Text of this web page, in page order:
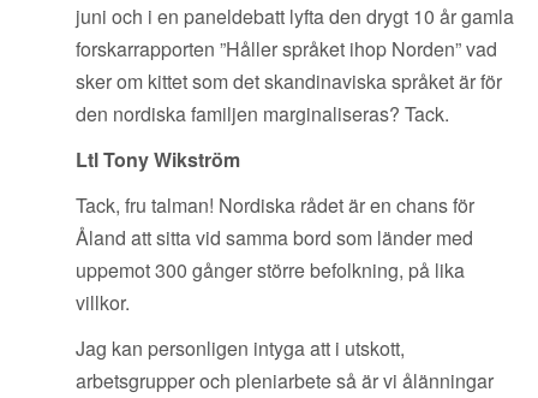
juni och i en paneldebatt lyfta den drygt 10 år gamla
forskarrapporten ”Håller språket ihop Norden” vad
sker om kittet som det skandinaviska språket är för
den nordiska familjen marginaliseras? Tack.
Ltl Tony Wikström
Tack, fru talman! Nordiska rådet är en chans för
Åland att sitta vid samma bord som länder med
uppemot 300 gånger större befolkning, på lika
villkor.
Jag kan personligen intyga att i utskott,
arbetsgrupper och pleniarbete så är vi ålänningar